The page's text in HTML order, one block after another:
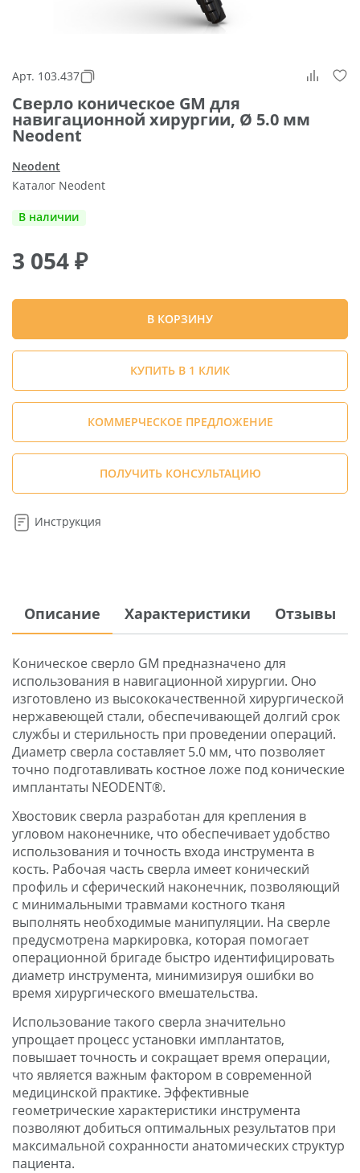
Арт. 103.437
Сверло коническое GM для
навигационной хирургии, Ø 5.0 мм
Neodent
Neodent
Каталог Neodent
В наличии
3 054₽
В КОРЗИНУ
КУПИТЬ В 1 КЛИК
КОММЕРЧЕСКОЕ ПРЕДЛОЖЕНИЕ
ПОЛУЧИТЬ КОНСУЛЬТАЦИЮ
Инструкция
Описание Характеристики Отзывы
Коническое сверло GM предназначено для
использования в навигационной хирургии. Оно
изготовлено из высококачественной хирургической
нержавеющей стали, обеспечивающей долгий срок
службы и стерильность при проведении операций.
Диаметр сверла составляет 5.0 мм, что позволяет
точно подготавливать костное ложе под конические
имплантаты NEODENT®.
Хвостовик сверла разработан для крепления в
угловом наконечнике, что обеспечивает удобство
использования и точность входа инструмента в
кость. Рабочая часть сверла имеет конический
профиль и сферический наконечник, позволяющий
с минимальными травмами костного тканя
выполнять необходимые манипуляции. На сверле
предусмотрена маркировка, которая помогает
операционной бригаде быстро идентифицировать
диаметр инструмента, минимизируя ошибки во
время хирургического вмешательства.
Использование такого сверла значительно
упрощает процесс установки имплантатов,
повышает точность и сокращает время операции,
что является важным фактором в современной
медицинской практике. Эффективные
геометрические характеристики инструмента
позволяют добиться оптимальных результатов при
максимальной сохранности анатомических структур
пациента.